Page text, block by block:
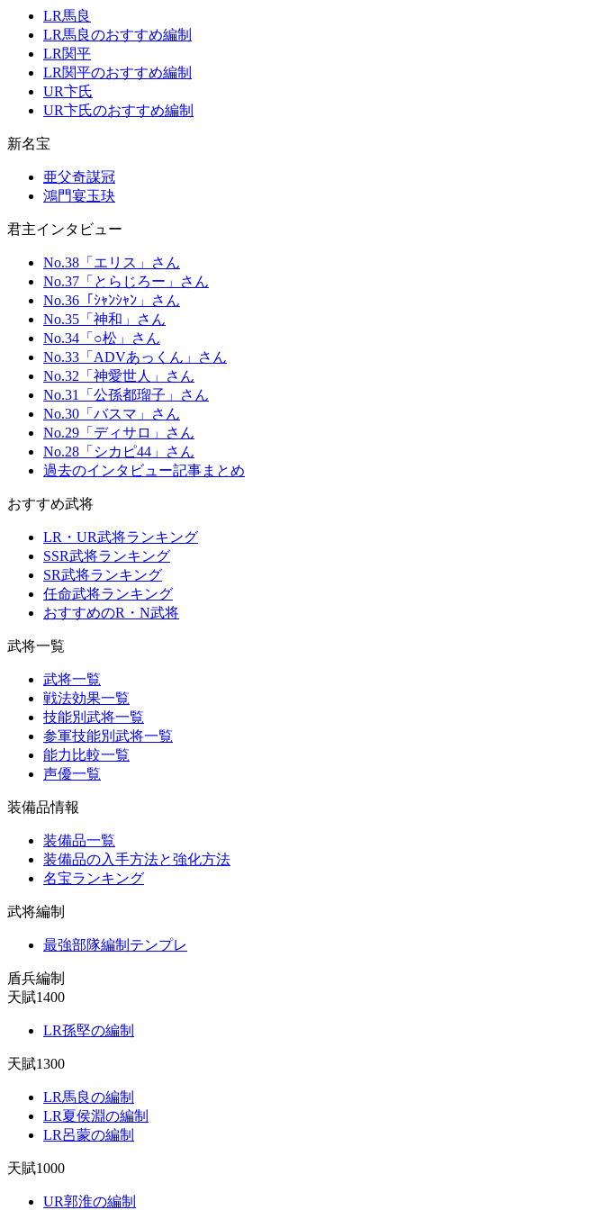
LR馬良
LR馬良のおすすめ編制
LR関平
LR関平のおすすめ編制
UR卞氏
UR卞氏のおすすめ編制
新名宝
亜父奇謀冠
鴻門宴玉玦
君主インタビュー
No.38「エリス」さん
No.37「とらじろー」さん
No.36「ｼｬﾝｼｬﾝ」さん
No.35「神和」さん
No.34「○松」さん
No.33「ADVあっくん」さん
No.32「神愛世人」さん
No.31「公孫都瑠子」さん
No.30「バスマ」さん
No.29「ディサロ」さん
No.28「シカピ44」さん
過去のインタビュー記事まとめ
おすすめ武将
LR・UR武将ランキング
SSR武将ランキング
SR武将ランキング
任命武将ランキング
おすすめのR・N武将
武将一覧
武将一覧
戦法効果一覧
技能別武将一覧
参軍技能別武将一覧
能力比較一覧
声優一覧
装備品情報
装備品一覧
装備品の入手方法と強化方法
名宝ランキング
武将編制
最強部隊編制テンプレ
盾兵編制
天賦1400
LR孫堅の編制
天賦1300
LR馬良の編制
LR夏侯淵の編制
LR呂蒙の編制
天賦1000
UR郭淮の編制